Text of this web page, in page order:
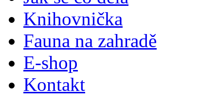
Knihovnička
Fauna na zahradě
E-shop
Kontakt